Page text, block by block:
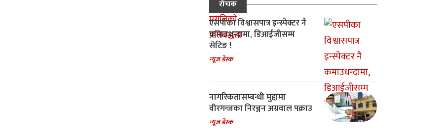
रोचक
एसपीका विश्वासपात्र इन्स्पेक्टर नै
कमाउधन्दामा, डिआईजीसम्म
सेटिङ !
न्यूज डेस्क
नागरिकतासम्बन्धी मुद्दामा
वीरगन्जका निरञ्जन अग्रवाल पक्राउ
न्यूज डेस्क